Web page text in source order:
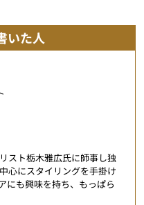
いた人
スト栃木雅広氏に師事し独
心にスタイリングを手掛け
にも興味を持ち、もっぱら